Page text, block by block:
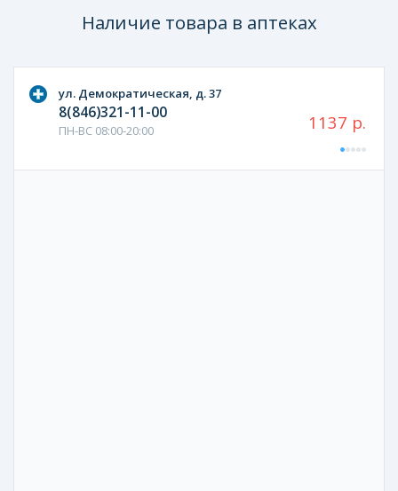
Наличие товара в аптеках
ул. Демократическая, д. 37
8(846)321-11-00
ПН-ВС 08:00-20:00 1137 р.